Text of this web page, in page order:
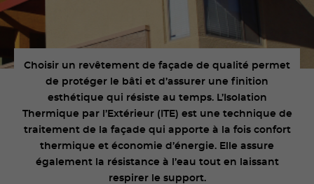
Choisir un revêtement de façade de qualité permet
de protéger le bâti et d’assurer une finition
esthétique qui résiste au temps. L’Isolation
Thermique par l’Extérieur (ITE) est une technique de
traitement de la façade qui apporte à la fois confort
thermique et économie d’énergie. Elle assure
également la résistance à l’eau tout en laissant
respirer le support.